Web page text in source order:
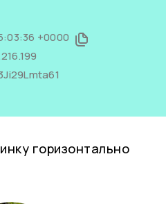
+0000
горизонтально